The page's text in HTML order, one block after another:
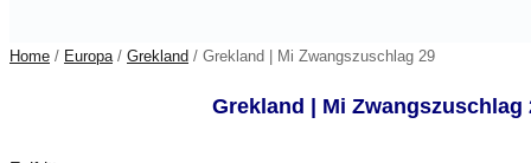
Home / Europa / Grekland / Grekland | Mi Zwangszuschlag 29
Grekland | Mi Zwangszuschlag